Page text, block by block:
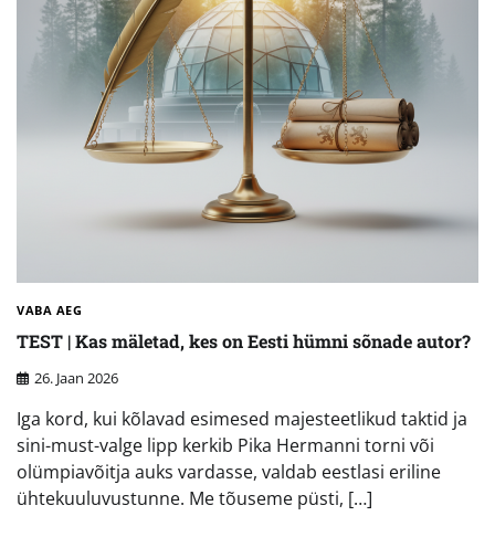
VABA AEG
TEST | Kas mäletad, kes on Eesti hümni sõnade autor?
26. Jaan 2026
Iga kord, kui kõlavad esimesed majesteetlikud taktid ja
sini-must-valge lipp kerkib Pika Hermanni torni või
olümpiavõitja auks vardasse, valdab eestlasi eriline
ühtekuuluvustunne. Me tõuseme püsti, […]